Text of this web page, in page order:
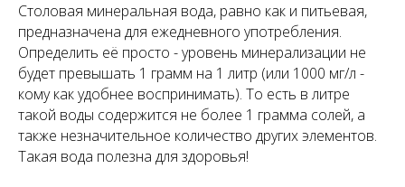
Столовая минеральная вода, равно как и питьевая,
предназначена для ежедневного употребления.
Определить её просто - уровень минерализации не
будет превышать 1 грамм на 1 литр (или 1000 мг/л -
кому как удобнее воспринимать). То есть в литре
такой воды содержится не более 1 грамма солей, а
также незначительное количество других элементов.
Такая вода полезна для здоровья!